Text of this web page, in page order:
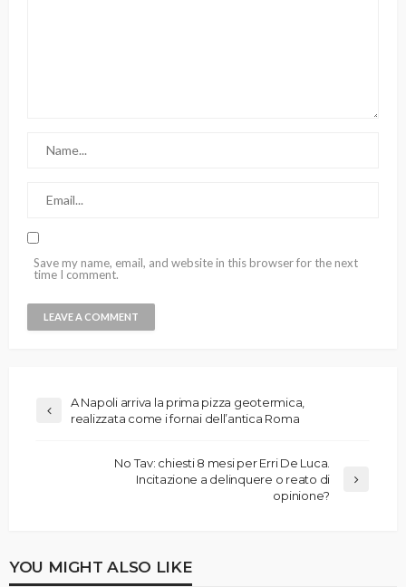
Save my name, email, and website in this browser for the next
time I comment.
A Napoli arriva la prima pizza geotermica,
realizzata come i fornai dell’antica Roma
No Tav: chiesti 8 mesi per Erri De Luca.
Incitazione a delinquere o reato di
opinione?
YOU MIGHT ALSO LIKE